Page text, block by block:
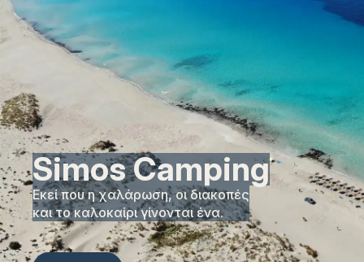
Simos Camping
Εκεί που η χαλάρωση, οι διακοπές
και το καλοκαίρι γίνονται ένα.